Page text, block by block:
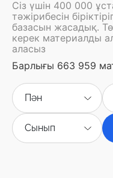
Сіз үшін 400 000
тәжірибесін
базасын жасадық.
керек материалды
аласыз
Барлығы 663 959
Пән
Сынып